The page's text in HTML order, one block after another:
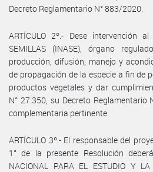
Decreto Reglamentario N° 883/2020.
ARTÍCULO 2º.- Dese intervención al
SEMILLAS (INASE), órgano
producción, difusión, manejo y
de propagación de la especie a fin de
productos vegetales y dar
N° 27.350, su Decreto
complementaria pertinente.
ARTÍCULO 3º.- El responsable del
1° de la presente Resolución
NACIONAL PARA EL ESTUDIO Y